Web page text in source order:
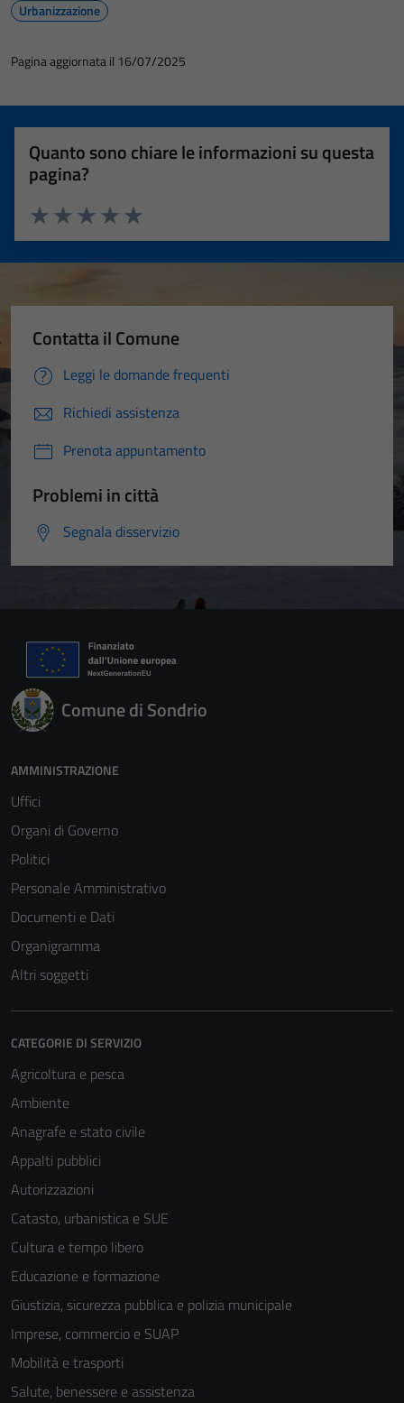
Urbanizzazione
Pagina aggiornata il 16/07/2025
Quanto sono chiare le informazioni su questa
pagina?
Valuta 5 stelle su 5
Valuta 4 stelle su 5
Valuta 3 stelle su 5
Valuta 2 stelle su 5
Valuta 1 stelle su 5
Contatta il Comune
Leggi le domande frequenti
Richiedi assistenza
Prenota appuntamento
Problemi in città
Segnala disservizio
Comune di Sondrio
AMMINISTRAZIONE
Uffici
Organi di Governo
Politici
Personale Amministrativo
Documenti e Dati
Organigramma
Altri soggetti
CATEGORIE DI SERVIZIO
Agricoltura e pesca
Ambiente
Anagrafe e stato civile
Appalti pubblici
Autorizzazioni
Catasto, urbanistica e SUE
Cultura e tempo libero
Educazione e formazione
Giustizia, sicurezza pubblica e polizia municipale
Imprese, commercio e SUAP
Mobilità e trasporti
Salute, benessere e assistenza
non raccolgono